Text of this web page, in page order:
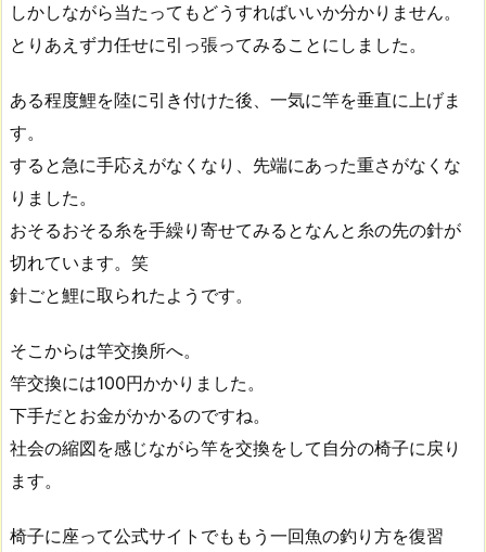
しかしながら当たってもどうすればいいか分かりません。
とりあえず力任せに引っ張ってみることにしました。
ある程度鯉を陸に引き付けた後、一気に竿を垂直に上げま
す。
すると急に手応えがなくなり、先端にあった重さがなくな
りました。
おそるおそる糸を手繰り寄せてみるとなんと糸の先の針が
切れています。笑
針ごと鯉に取られたようです。
そこからは竿交換所へ。
竿交換には100円かかりました。
下手だとお金がかかるのですね。
社会の縮図を感じながら竿を交換をして自分の椅子に戻り
ます。
椅子に座って公式サイトでももう一回魚の釣り方を復習